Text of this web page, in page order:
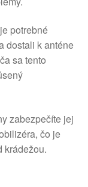
potrebné
dostali k anténe
sa tento
zabezpečíte jej
čo je
krádežou.